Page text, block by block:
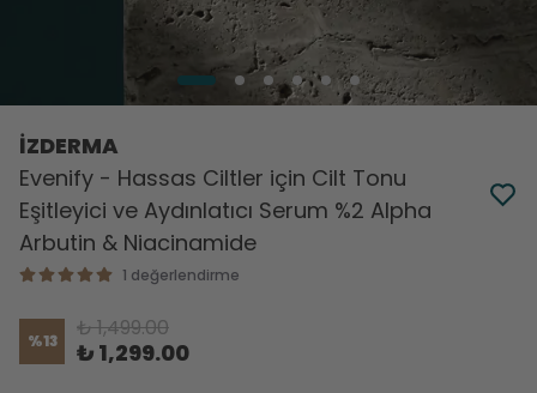
İZDERMA
Evenify - Hassas Ciltler için Cilt Tonu
Eşitleyici ve Aydınlatıcı Serum %2 Alpha
Arbutin & Niacinamide
1 değerlendirme
%13 ₺ 1,499.00
₺ 1,299.00